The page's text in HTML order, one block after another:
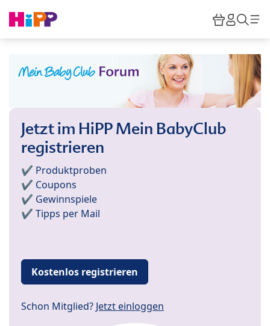
HiPP
Jetzt im HiPP Mein BabyClub
registrieren
✔️ Produktproben
✔️ Coupons
✔️ Gewinnspiele
✔️ Tipps per Mail
Kostenlos registrieren
Schon Mitglied? Jetzt einloggen